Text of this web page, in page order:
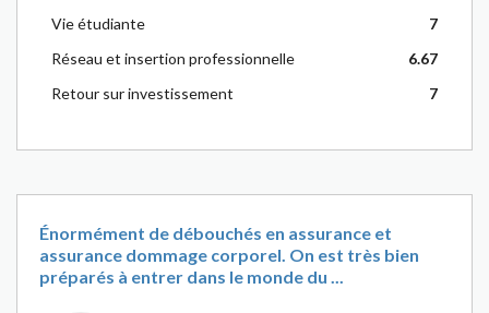
Vie étudiante
7
Réseau et insertion professionnelle
6.67
Retour sur investissement
7
Énormément de débouchés en assurance et
assurance dommage corporel. On est très bien
préparés à entrer dans le monde du ...